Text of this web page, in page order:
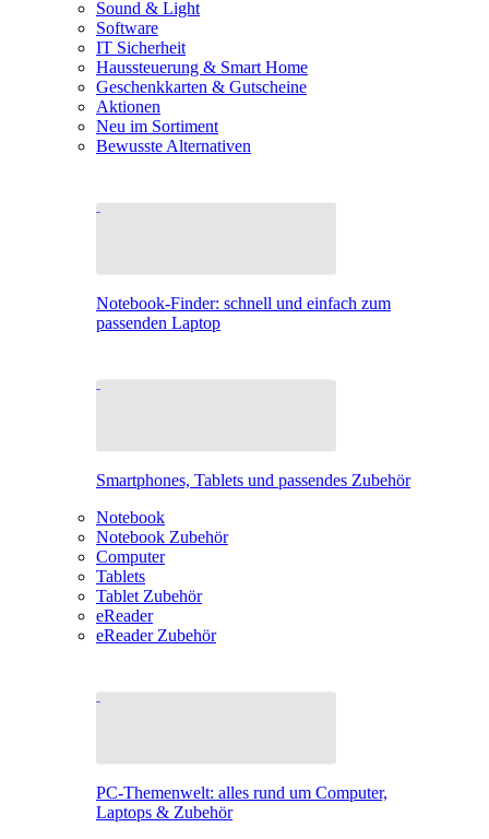
Sound & Light
Software
IT Sicherheit
Haussteuerung & Smart Home
Geschenkkarten & Gutscheine
Aktionen
Neu im Sortiment
Bewusste Alternativen
Notebook-Finder: schnell und einfach zum
passenden Laptop
Smartphones, Tablets und passendes Zubehör
Notebook
Notebook Zubehör
Computer
Tablets
Tablet Zubehör
eReader
eReader Zubehör
PC-Themenwelt: alles rund um Computer,
Laptops & Zubehör